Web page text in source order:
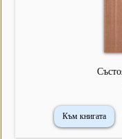
Към книгата